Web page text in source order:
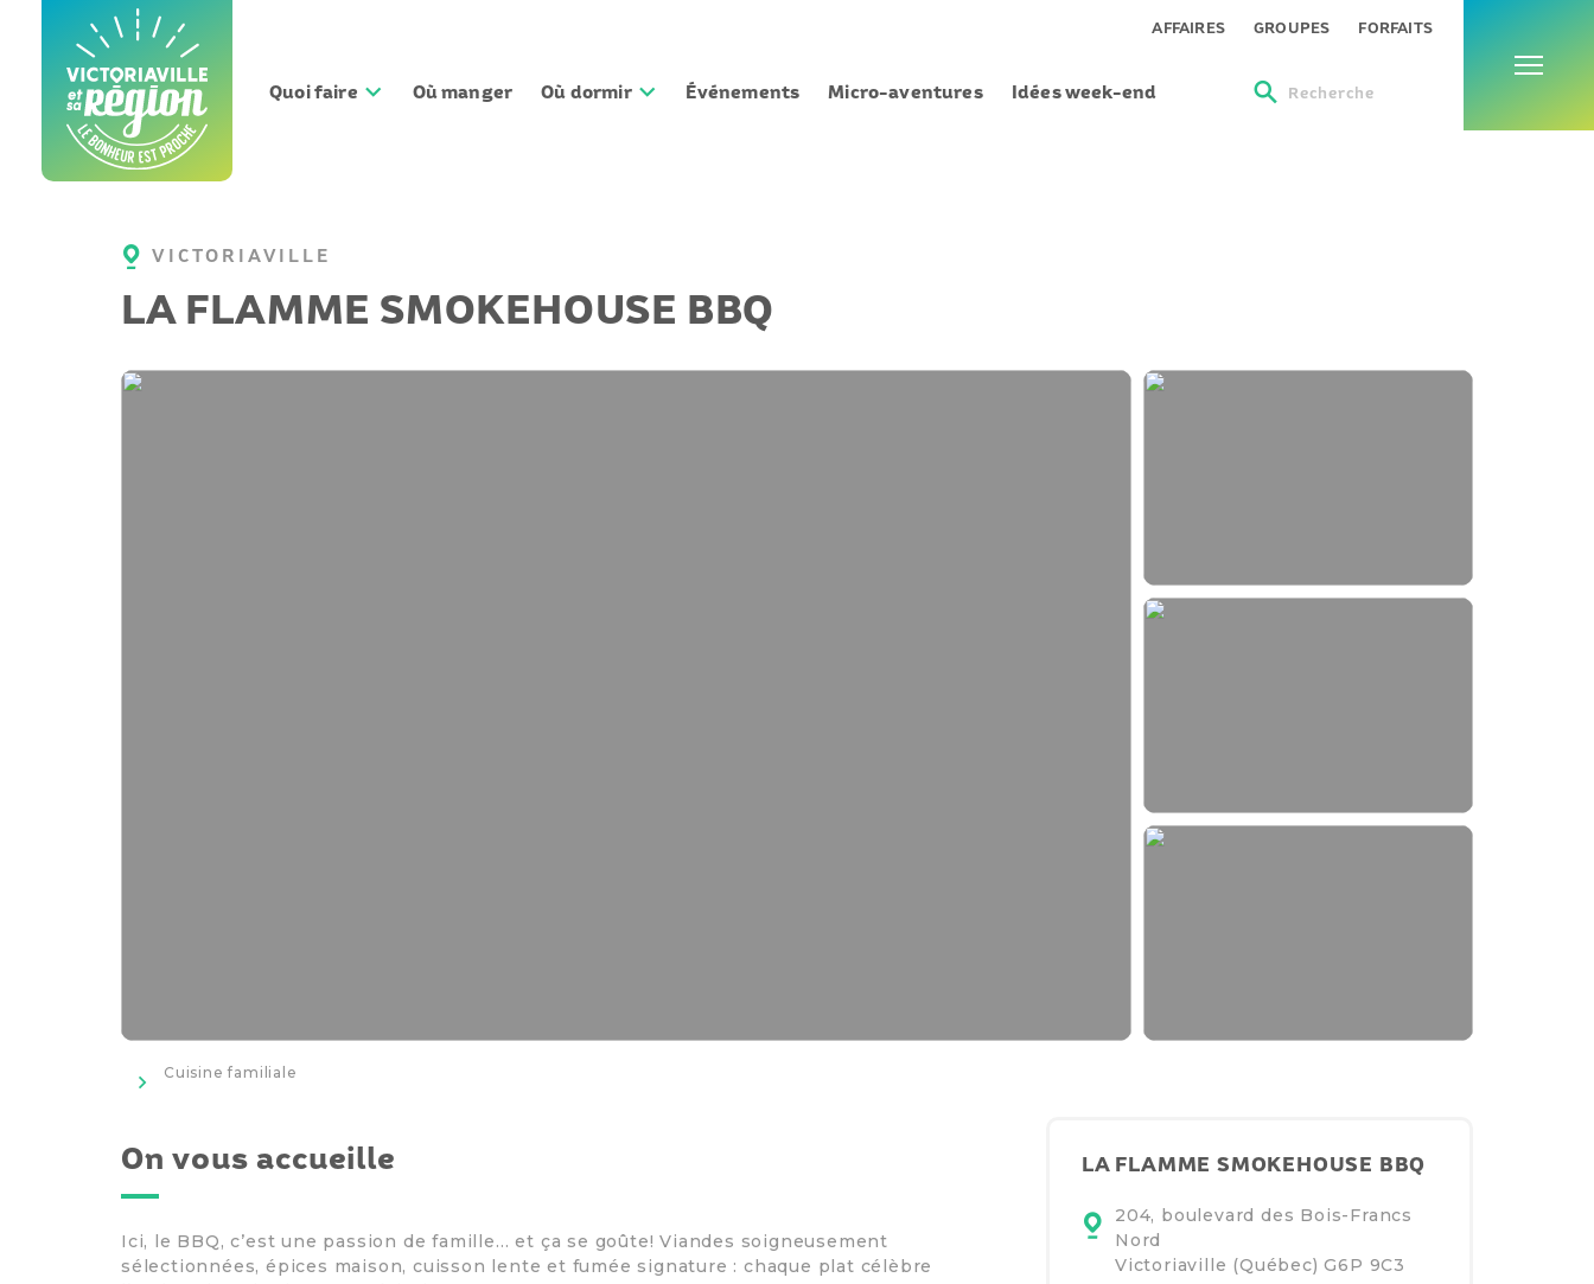
contenu
Menu
Quoi faire Où manger Où dormir Événements Micro-aventures Idées week-end
AFFAIRES GROUPES FORFAITS
Recherche
VICTORIAVILLE
LA FLAMME SMOKEHOUSE BBQ
>
Cuisine familiale
LA FLAMME SMOKEHOUSE BBQ
204, boulevard des Bois-Francs
Nord
Victoriaville (Québec)G6P 9C3
On vous accueille
Ici, le BBQ, c’est une passion de famille… et ça se goûte! Viandes soigneusement
sélectionnées, épices maison, cuisson lente et fumée signature : chaque plat célèbre